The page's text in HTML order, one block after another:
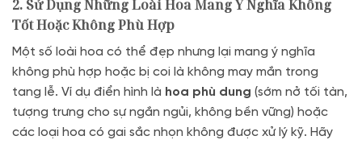
2. Sử Dụng Những Loài Hoa Mang Ý Nghĩa Không
Tốt Hoặc Không Phù Hợp
Một số loài hoa có thể đẹp nhưng lại mang ý nghĩa
không phù hợp hoặc bị coi là không may mắn trong
tang lễ. Ví dụ điển hình là hoa phù dung (sớm nở tối tàn,
tượng trưng cho sự ngắn ngủi, không bền vững) hoặc
các loại hoa có gai sắc nhọn không được xử lý kỹ. Hãy